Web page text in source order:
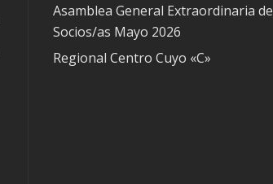
Asamblea General Extraordinaria de
Socios/as Mayo 2026
Regional Centro Cuyo «C»